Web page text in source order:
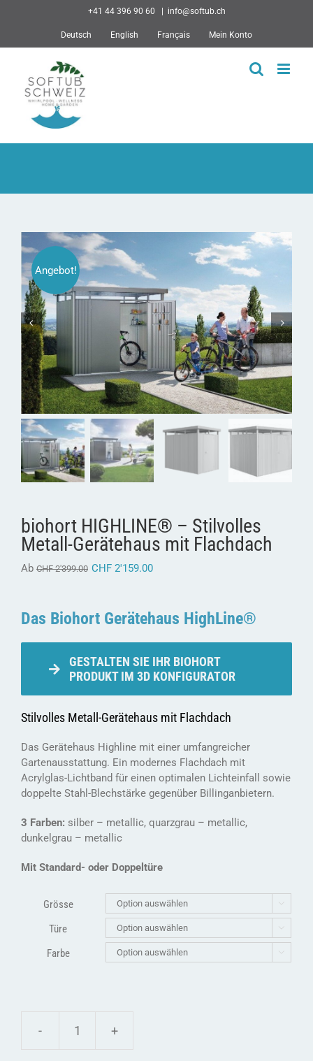
+41 44 396 90 60 info@softub.ch
Deutsch English Français Mein Konto
Angebot!
biohort HIGHLINE® – Stilvolles
Metall-Gerätehaus mit Flachdach
Ab CHF2'399.00 CHF 2'159.00
Das Biohort Gerätehaus HighLine®
GESTALTEN SIE IHR BIOHORT
PRODUKT IM 3D KONFIGURATOR
Stilvolles Metall-Gerätehaus mit Flachdach
Das Gerätehaus Highline mit einer umfangreicher
Gartenausstattung. Ein modernes Flachdach mit
Acrylglas-Lichtband für einen optimalen Lichteinfall sowie
doppelte Stahl-Blechstärke gegenüber Billinganbietern.
3 Farben: silber – metallic, quarzgrau – metallic,
dunkelgrau – metallic
Mit Standard- oder Doppeltüre
Grösse 
Türe 
Farbe 
biohort